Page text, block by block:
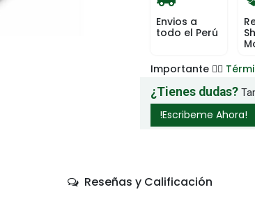
Envios a
todo el Perú
Importante 👉🏻
¿Tienes dudas?
!Escribeme Ahora!
Reseñas y Calificación